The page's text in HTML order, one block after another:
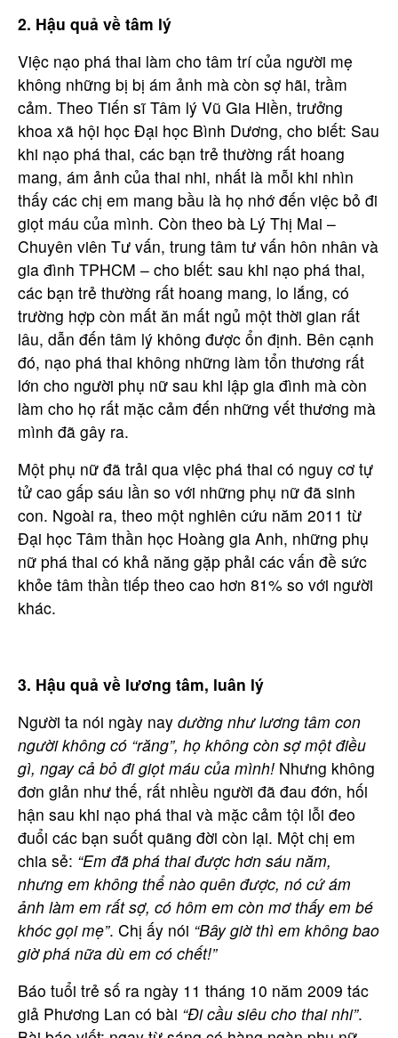
2. Hậu quả về tâm lý
Việc nạo phá thai làm cho tâm trí của người mẹ
không những bị bị ám ảnh mà còn sợ hãi, trầm
cảm. Theo Tiến sĩ Tâm lý Vũ Gia Hiền, trưởng
khoa xã hội học Đại học Bình Dương, cho biết: Sau
khi nạo phá thai, các bạn trẻ thường rất hoang
mang, ám ảnh của thai nhi, nhất là mỗi khi nhìn
thấy các chị em mang bầu là họ nhớ đến việc bỏ đi
giọt máu của mình. Còn theo bà Lý Thị Mai –
Chuyên viên Tư vấn, trung tâm tư vấn hôn nhân và
gia đình TPHCM – cho biết: sau khi nạo phá thai,
các bạn trẻ thường rất hoang mang, lo lắng, có
trường hợp còn mất ăn mất ngủ một thời gian rất
lâu, dẫn đến tâm lý không được ổn định. Bên cạnh
đó, nạo phá thai không những làm tổn thương rất
lớn cho người phụ nữ sau khi lập gia đình mà còn
làm cho họ rất mặc cảm đến những vết thương mà
mình đã gây ra.
Một phụ nữ đã trải qua việc phá thai có nguy cơ tự
tử cao gấp sáu lần so với những phụ nữ đã sinh
con. Ngoài ra, theo một nghiên cứu năm 2011 từ
Đại học Tâm thần học Hoàng gia Anh, những phụ
nữ phá thai có khả năng gặp phải các vấn đề sức
khỏe tâm thần tiếp theo cao hơn 81% so với người
khác.
3. Hậu quả về lương tâm, luân lý
Người ta nói ngày nay dường như lương tâm con
người không có “răng”, họ không còn sợ một điều
gì, ngay cả bỏ đi giọt máu của mình! Nhưng không
đơn giản như thế, rất nhiều người đã đau đớn, hối
hận sau khi nạo phá thai và mặc cảm tội lỗi đeo
đuổi các bạn suốt quãng đời còn lại. Một chị em
chia sẻ: “Em đã phá thai được hơn sáu năm,
nhưng em không thể nào quên được, nó cứ ám
ảnh làm em rất sợ, có hôm em còn mơ thấy em bé
khóc gọi mẹ”. Chị ấy nói “Bây giờ thì em không bao
giờ phá nữa dù em có chết!”
Báo tuổi trẻ số ra ngày 11 tháng 10 năm 2009 tác
giả Phương Lan có bài “Đi cầu siêu cho thai nhi”.
Hãy liên hệ với chúng tôi.